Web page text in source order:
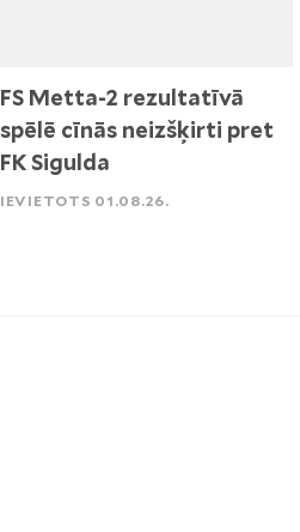
FS Metta-2 rezultatīvā
spēlē cīnās neizšķirti pret
FK Sigulda
IEVIETOTS 01.08.26.